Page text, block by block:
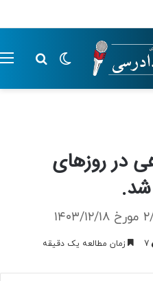
تا پایان تابستان 1405
تغییر پوسته
در روزهای
شد.
7 زمان مطالعه یک دقیقه